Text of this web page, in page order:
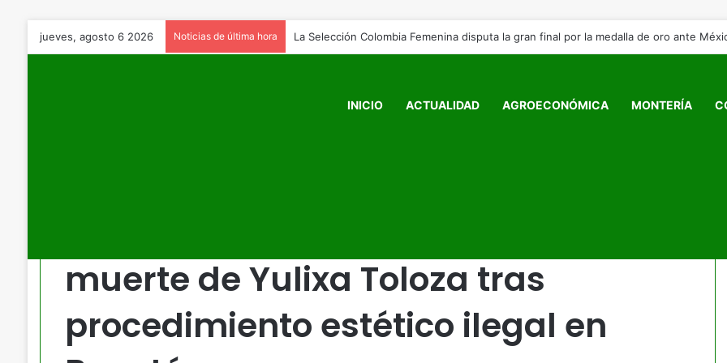
jueves, agosto 6 2026 Noticias de última hora
INICIO ACTUALIDAD AGROECONÓMICA MONTERÍA
muerte de Yulixa Toloza tras
procedimiento estético ilegal en